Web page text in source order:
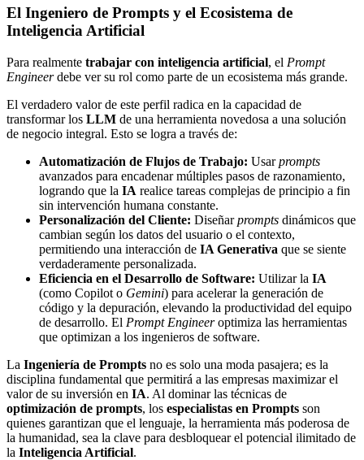
El Ingeniero de Prompts y el Ecosistema de
Inteligencia Artificial
Para realmente trabajar con inteligencia artificial, el Prompt
Engineerdebe ver su rol como parte de un ecosistema más grande.
El verdadero valor de este perfil radica en la capacidad de
transformar los LLM de una herramienta novedosa a una solución
de negocio integral. Esto se logra a través de:
Automatización de Flujos de Trabajo: Usarprompts
avanzados para encadenar múltiples pasos de razonamiento,
logrando que la IA realice tareas complejas de principio a fin
sin intervención humana constante.
Personalización del Cliente: Diseñarprompts dinámicos que
cambian según los datos del usuario o el contexto,
permitiendo una interacción de IA Generativa que se siente
verdaderamente personalizada.
Eficiencia en el Desarrollo de Software: Utilizar la IA
(como Copilot o Gemini) para acelerar la generación de
código y la depuración, elevando la productividad del equipo
de desarrollo. El Prompt Engineeroptimiza las herramientas
que optimizan a los ingenieros de software.
La Ingeniería de Prompts no es solo una moda pasajera; es la
disciplina fundamental que permitirá a las empresas maximizar el
valor de su inversión en IA. Al dominar las técnicas de
optimización de prompts, los especialistas en Prompts son
quienes garantizan que el lenguaje, la herramienta más poderosa de
la humanidad, sea la clave para desbloquear el potencial ilimitado de
la Inteligencia Artificial.